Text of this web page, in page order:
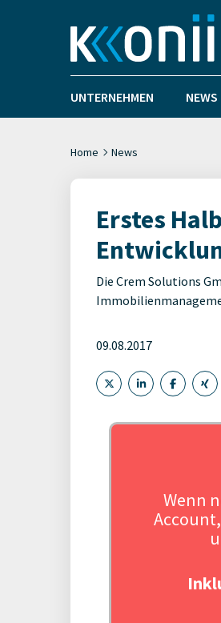
UNTERNEHMEN NEWS
Home News
Erstes
Die Crem Solutions
09.08.2017
Wenn